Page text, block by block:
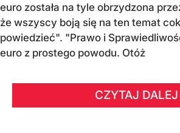
euro została na tyle obrzydzona
że wszyscy boją się na ten temat
powiedzieć". "Prawo i
euro z prostego powodu. Otóż
CZYTAJ DALEJ